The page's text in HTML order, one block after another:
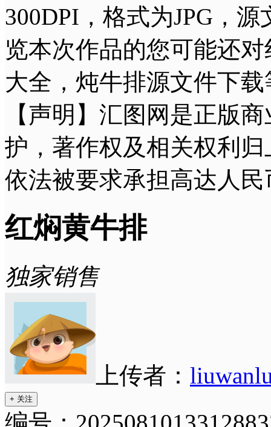
300DPI，格式为JPG，
览本次作品的您可能还
大全，炖牛排源文件下
【声明】汇图网是正版
护，著作权及相关权利
依法被要求承担高达人
红焖黄牛排
独家销售
上传者：
+ 关注